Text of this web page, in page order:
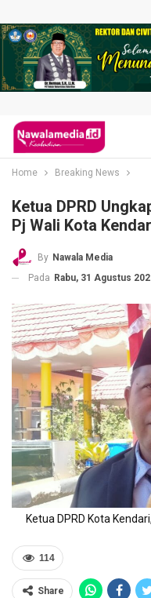
Home Breaking News
Ketua DPRD
Pj Wali Kota
By Nawala Media
Pada Rabu, 31 Agustus
Ketua DPRD Kota
114
Share